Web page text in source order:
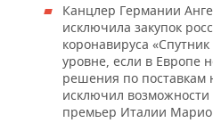
Канцлер Германии
исключила закупок
коронавируса
уровне, если в Европе
решения по поставкам
исключил возможности
премьер Италии